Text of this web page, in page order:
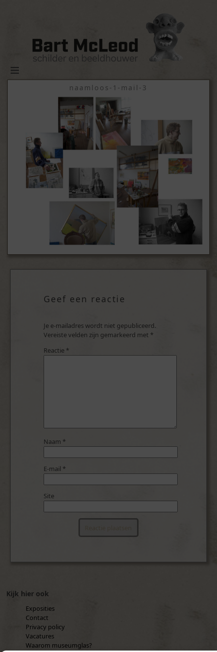
naamloos-1-mail-3
Geef een reactie
Je e-mailadres wordt niet gepubliceerd.
Vereiste velden zijn gemarkeerd met *
Reactie *
Naam *
E-mail *
Site
Kijk hier ook
Exposities
Contact
Privacy policy
Vacatures
Waarom museumglas?